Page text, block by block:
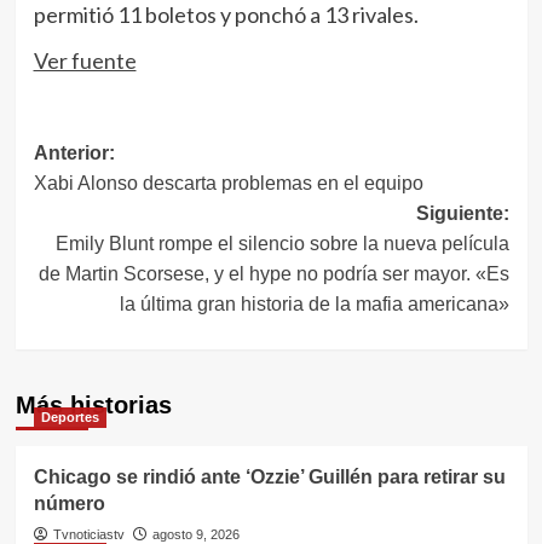
permitió 11 boletos y ponchó a 13 rivales.
Ver fuente
Navegación
de
entradas
Anterior:
Xabi Alonso descarta problemas en el equipo
Siguiente:
Emily Blunt rompe el silencio sobre la nueva película
de Martin Scorsese, y el hype no podría ser mayor. «Es
la última gran historia de la mafia americana»
Más historias
Deportes
Chicago se rindió ante ‘Ozzie’ Guillén para retirar su
número
Tvnoticiastv
agosto 9, 2026